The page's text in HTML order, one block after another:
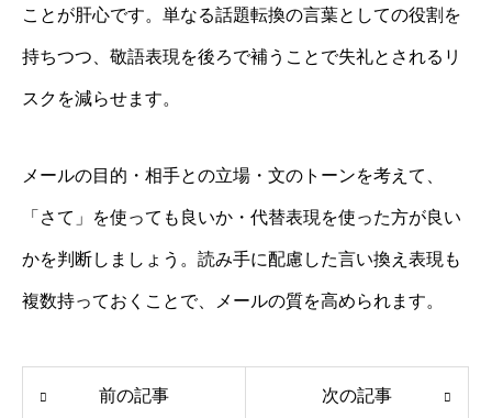
ことが肝心です。単なる話題転換の言葉としての役割を
持ちつつ、敬語表現を後ろで補うことで失礼とされるリ
スクを減らせます。
メールの目的・相手との立場・文のトーンを考えて、
「さて」を使っても良いか・代替表現を使った方が良い
かを判断しましょう。読み手に配慮した言い換え表現も
複数持っておくことで、メールの質を高められます。
前の記事 次の記事